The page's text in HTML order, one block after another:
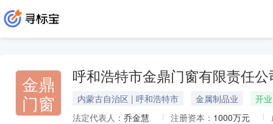
金鼎
门窗
呼和浩特市金鼎门窗有限责任公
内蒙古自治区 | 呼和浩特市 金属制品业
开业
法定代表人： 乔金慧 注册资本： 1000万元